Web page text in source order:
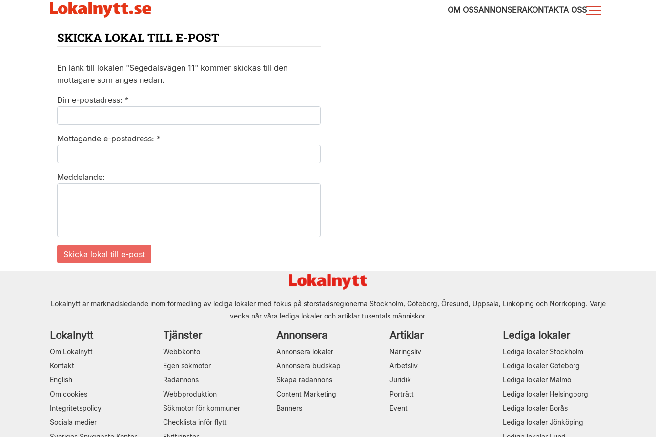
OM OSSANNONSERAKONTAKTA OSS
SKICKA LOKAL TILL E-POST
En länk till lokalen "Segedalsvägen 11" kommer skickas till den
mottagare som anges nedan.
Din e-postadress: *
Mottagande e-postadress: *
Meddelande:
Lokalnytt är marknadsledande inom förmedling av lediga lokaler med fokus på storstadsregionerna Stockholm, Göteborg, Öresund, Uppsala, Linköping och Norrköping. Varje
vecka når våra lediga lokaler och artiklar tusentals människor.
Lokalnytt
Om Lokalnytt
Kontakt
English
Om cookies
Integritetspolicy
Sociala medier
Tjänster
Webbkonto
Egen sökmotor
Radannons
Webbproduktion
Sökmotor för kommuner
Checklista inför flytt
Annonsera
Annonsera lokaler
Annonsera budskap
Skapa radannons
Content Marketing
Banners
Artiklar
Näringsliv
Arbetsliv
Juridik
Porträtt
Event
Lediga lokaler
Lediga lokaler Stockholm
Lediga lokaler Göteborg
Lediga lokaler Malmö
Lediga lokaler Helsingborg
Lediga lokaler Borås
Lediga lokaler Jönköping